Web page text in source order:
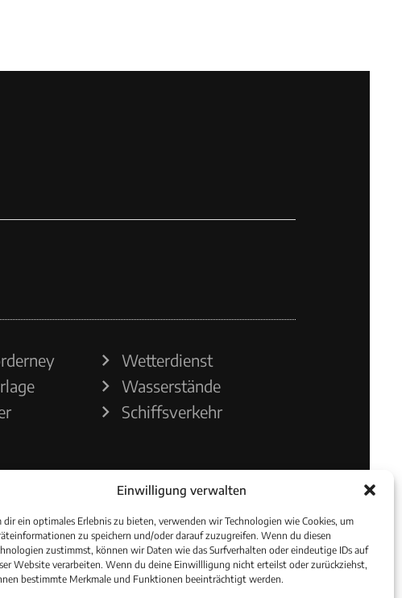
Einwilligung verwalten
dir ein optimales Erlebnis zu bieten, verwenden wir Technologien wie Cookies, um
zu speichern und/oder darauf zuzugreifen. Wenn du diesen
zustimmst, können wir Daten wie das Surfverhalten oder eindeutige IDs auf
Website verarbeiten. Wenn du deine Einwillligung nicht erteilst oder zurückziehst,
bestimmte Merkmale und Funktionen beeinträchtigt werden.
Wetterdienst
Wasserstände
Schiffsverkehr